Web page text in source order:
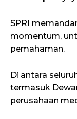
SPRI
momentum,
pemahaman.
Di antara
termasuk
perusahaan